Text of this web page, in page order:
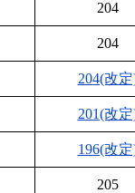
204
204
204(改
201(改
196(改
205